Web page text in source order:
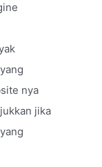
nya
jika